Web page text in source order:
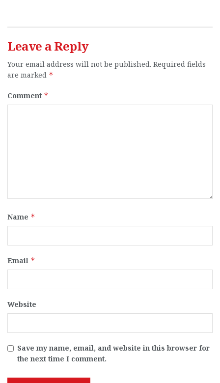
Leave a Reply
Your email address will not be published. Required fields
are marked *
Comment *
Name *
Email *
Website
Save my name, email, and website in this browser for
the next time I comment.